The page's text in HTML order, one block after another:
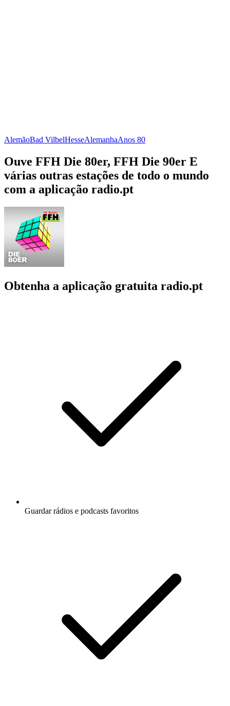
AlemãoBad VilbelHesseAlemanhaAnos 80
Ouve FFH Die 80er, FFH Die 90er E
várias outras estações de todo o mundo
com a aplicação radio.pt
Obtenha a aplicação gratuita radio.pt
Guardar rádios e podcasts favoritos